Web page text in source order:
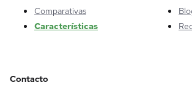
Comparativas
Características
Contacto